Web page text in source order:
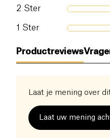
2 Ster
1 Ster
Productreviews
Laat je mening over
Laat uw mening